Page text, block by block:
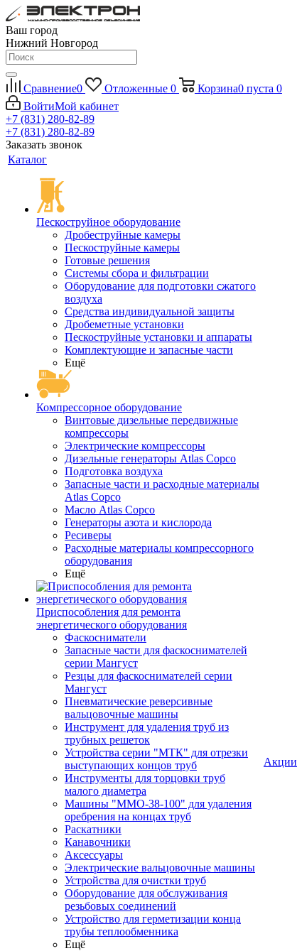
Ваш город
Нижний Новгород
Сравнение0 Отложенные 0 Корзина0 пуста 0
ВойтиМой кабинет
+7 (831) 280-82-89
+7 (831) 280-82-89
Заказать звонок
Каталог
Пескоструйное оборудование
Дробеструйные камеры
Пескоструйные камеры
Готовые решения
Системы сбора и фильтрации
Оборудование для подготовки сжатого
воздуха
Средства индивидуальной защиты
Дробеметные установки
Пескоструйные установки и аппараты
Комплектующие и запасные части
Ещё
Компрессорное оборудование
Винтовые дизельные передвижные
компрессоры
Электрические компрессоры
Дизельные генераторы Atlas Copco
Подготовка воздуха
Запасные части и расходные материалы
Atlas Copco
Масло Atlas Copco
Генераторы азота и кислорода
Ресиверы
Расходные материалы компрессорного
оборудования
Ещё
Приспособления для ремонта
энергетического оборудования
Фаскосниматели
Запасные части для фаскоснимателей
серии Мангуст
Резцы для фаскоснимателей серии
Мангуст
Пневматические реверсивные
вальцовочные машины
Инструмент для удаления труб из
трубных решеток
Устройства серии "МТК" для отрезки
выступающих концов труб
Инструменты для торцовки труб
малого диаметра
Машины "ММО-38-100" для удаления
оребрения на концах труб
Раскатники
Канавочники
Аксессуары
Электрические вальцовочные машины
Устройства для очистки труб
Оборудование для обслуживания
резьбовых соединений
Устройство для герметизации конца
трубы теплообменника
Ещё
Акции